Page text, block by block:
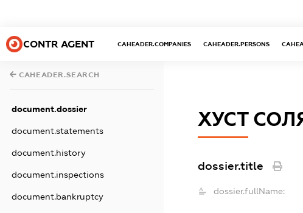
CONTR AGENT CAHEADER.COMPANIES CAHEADER.PERSONS
CAHEADER.SEARCH
document.dossier
document.statements
document.history
document.inspections
document.bankruptcy
ХУСТ
dossier.title
dossier.fullName: